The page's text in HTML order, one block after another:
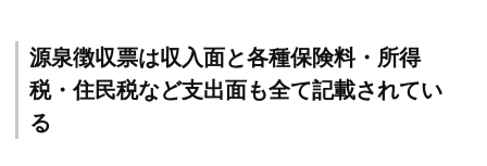
源泉徴収票は収入面と各種保険料・所得
税・住民税など支出面も全て記載されてい
る